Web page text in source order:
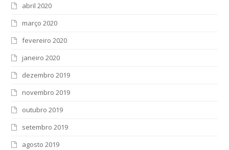
abril 2020
março 2020
fevereiro 2020
janeiro 2020
dezembro 2019
novembro 2019
outubro 2019
setembro 2019
agosto 2019